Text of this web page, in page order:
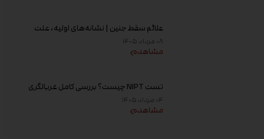
علائم سقط جنین | نشانه‌های اولیه، علت
خونریزی، عوامل خطر و زمان مراجعه به پزشک
۰۸ مرداد ۱۴۰۵
مشاهده
تست NIPT چیست؟ بررسی کامل غربالگری
غیر تهاجمی پیش از تولد، زمان انجام و تفسیر
جواب
۰۴ مرداد ۱۴۰۵
مشاهده